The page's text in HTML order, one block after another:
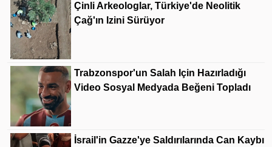
Çinli Arkeologlar, Türkiye'de Neolitik
Çağ'ın Izini Sürüyor
Trabzonspor'un Salah Için Hazırladığı
Video Sosyal Medyada Beğeni Topladı
İsrail'in Gazze'ye Saldırılarında Can Kaybı